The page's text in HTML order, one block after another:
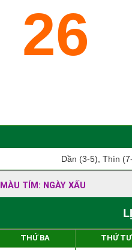
26
Dần (3-5), Thìn
MÀU TÍM: NGÀY XẤU
THỨ BA THỨ TƯ